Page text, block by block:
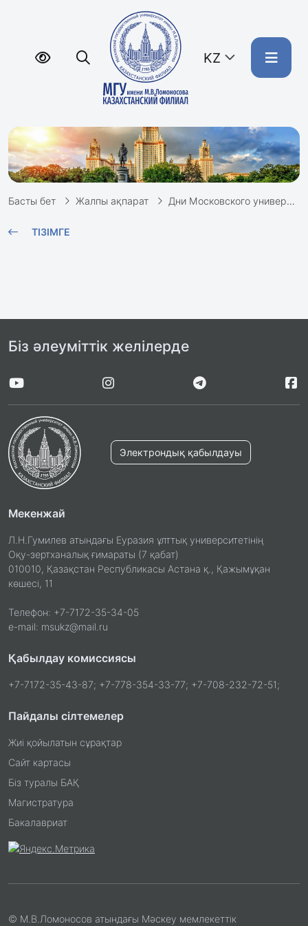
KZ
Басты бет Жалпы ақпарат Дни Московского университета в Казахстане
ТІЗІМГЕ
Біз әлеуміттік желілерде
Электрондық қабылдауы
Мекенжай
Л.Н.Гумилев атындағы Еуразия ұлттық университетінің
Оқу-зертханалық ғимараты (7 қабат)
010010, Қазақстан Республикасы Астана қ., Қажымұқан
көшесі, 11
Телефон: +7-7172-35-34-05
e-mail: msukz@mail.ru
Қабылдау комиссиясы
+7-7172-35-43-87; +7-778-354-33-77; +7-708-232-72-51;
Пайдалы сілтемелер
Жиі қойылатын сұрақтар
Сайт картасы
Біз туралы БАҚ
Магистратура
Бакалавриат
© М.В.Ломоносов атындағы Мәскеу мемлекеттік